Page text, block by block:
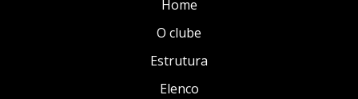
Home
O clube
Estrutura
Elenco